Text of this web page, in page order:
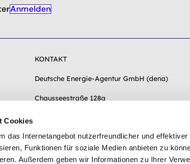
Cookies
das Internetangebot nutzerfreundlicher und
Funktionen für soziale Medien anbieten zu
Außerdem geben wir Informationen zu Ihrer
Anmelden
KONTAKT
Deutsche Energie-Agentur GmbH (dena)
Chausseestraße 128a
Zum Kontaktformular